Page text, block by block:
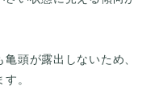
頭が露出しないため、